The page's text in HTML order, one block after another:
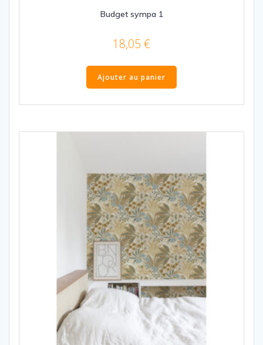
Budget sympa 1
18,05 €
Ajouter au panier